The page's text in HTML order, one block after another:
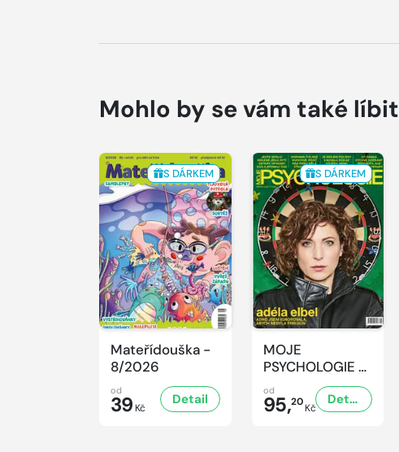
Mohlo by se vám také líbit
S DÁRKEM
Mateřídouška -
8/2026
od
39 Kč
Detail
S DÁRKEM
MOJE
PSYCHOLOGIE -
8/2026
od
95,20Kč
Detail